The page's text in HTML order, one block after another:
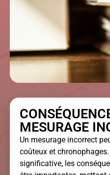
MESURAGE
Un mesurage incorrect
coûteux et chronophages.
significative, les